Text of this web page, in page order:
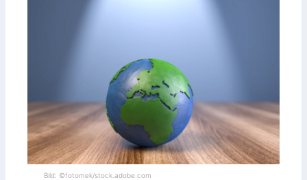
Bild: ©fotomek/stock.adobe.com